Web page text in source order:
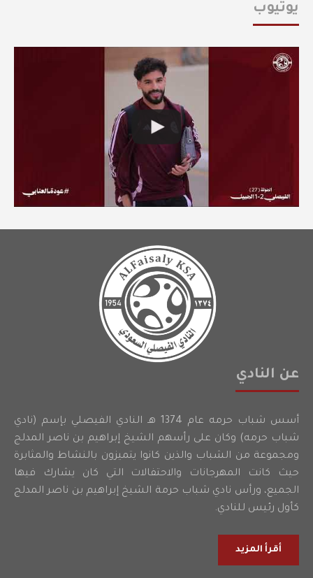
يوتيوب
عن النادي
أسس شباب حرمه عام 1374 هـ النادي الفيصلي بإسم (نادي
شباب حرمه) وكان على رأسهم الشيخ إبراهيم بن ناصر المدلج
ومجموعة من الشباب والذين كانوا يتميزون بالنشاط والمثابرة
حيث كانت المهرجانات والاحتفالات التي كان يشارك فيها
الجميع، ورأس نادي شباب حرمة الشيخ إبراهيم بن ناصر المدلج
كأول رئيس للنادي.
أقرأ المزيد